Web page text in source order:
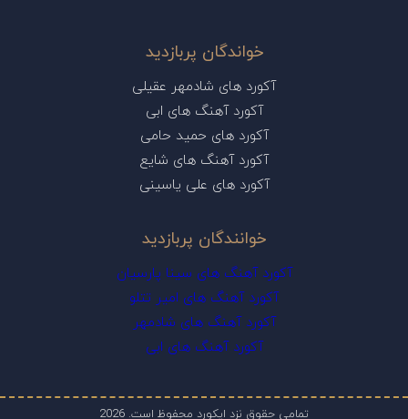
خواندگان پربازدید
آکورد های شادمهر عقیلی
آکورد آهنگ های ابی
آکورد های حمید حامی
آکورد آهنگ های شایع
آکورد های علی یاسینی
خوانندگان پربازدید
آکورد آهنگ های سینا پارسیان
آکورد آهنگ های امیر تتلو
آکورد آهنگ های شادمهر
آکورد آهنگ های ابی
تمامی حقوق نزد ایکورد محفوظ است. 2026